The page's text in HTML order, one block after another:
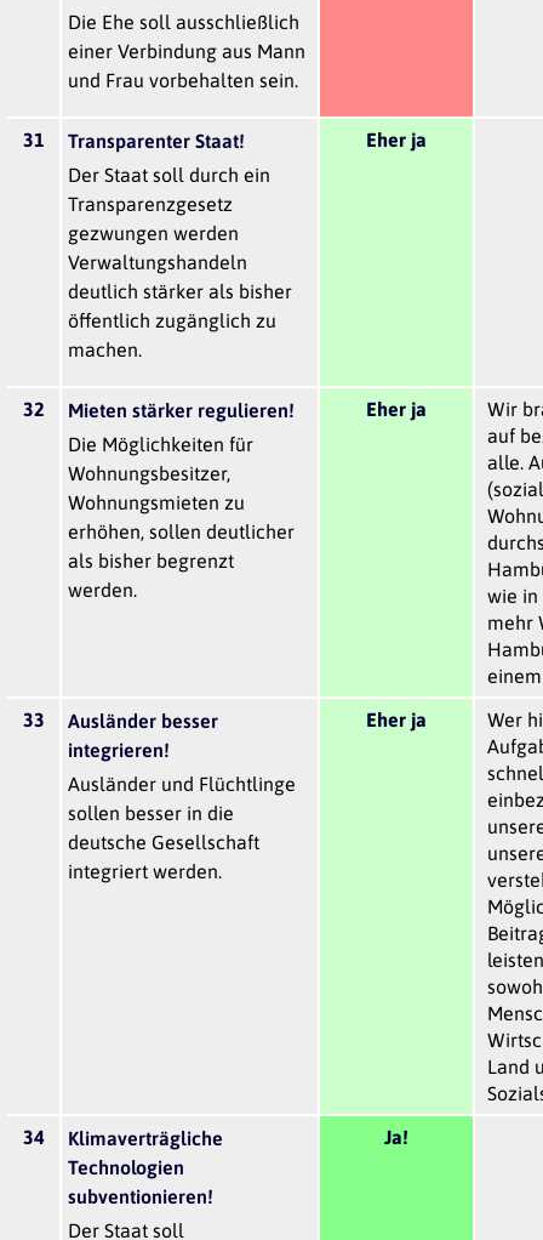
Die Ehe soll ausschließlich
einer Verbindung aus Mann
und Frau vorbehalten sein.
31
Transparenter Staat!
Der Staat soll durch ein
Transparenzgesetz
gezwungen werden
Verwaltungshandeln
deutlich stärker als bisher
öffentlich zugänglich zu
machen.
Eher ja
32
Mieten stärker regulieren!
Die Möglichkeiten für
Wohnungsbesitzer,
Wohnungsmieten zu
erhöhen, sollen deutlicher
als bisher begrenzt
werden.
Eher ja
Wir
auf
alle.
wie in
mehr
33
Ausländer besser
integrieren!
Ausländer und Flüchtlinge
sollen besser in die
deutsche Gesellschaft
integriert werden.
Eher ja
Wer
Land
34
Klimaverträgliche
Technologien
subventionieren!
Der Staat soll
Ja!